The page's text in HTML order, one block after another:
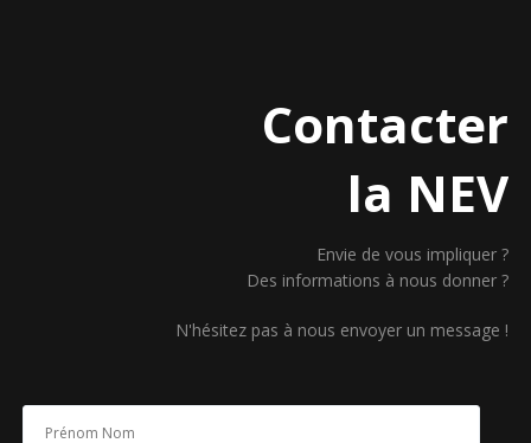
Contacter
la NEV
Envie de vous impliquer ?
Des informations à nous donner ?
N'hésitez pas à nous envoyer un message !